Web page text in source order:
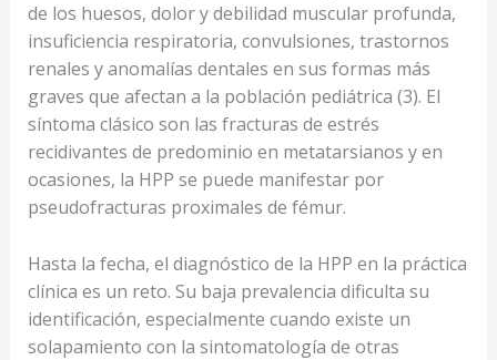
de los huesos, dolor y debilidad muscular profunda,
insuficiencia respiratoria, convulsiones, trastornos
renales y anomalías dentales en sus formas más
graves que afectan a la población pediátrica (3). El
síntoma clásico son las fracturas de estrés
recidivantes de predominio en metatarsianos y en
ocasiones, la HPP se puede manifestar por
pseudofracturas proximales de fémur.
Hasta la fecha, el diagnóstico de la HPP en la práctica
clínica es un reto. Su baja prevalencia dificulta su
identificación, especialmente cuando existe un
solapamiento con la sintomatología de otras